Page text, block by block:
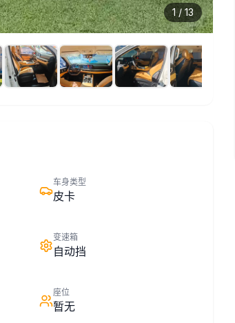
1/ 13
车身类型
皮卡
变速箱
自动挡
座位
暂无